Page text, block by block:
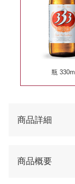
瓶 330ml
商品詳細
商品概要